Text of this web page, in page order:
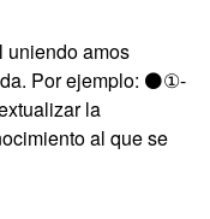
uniendo amos
Por ejemplo: ⚫①-
la
al que se